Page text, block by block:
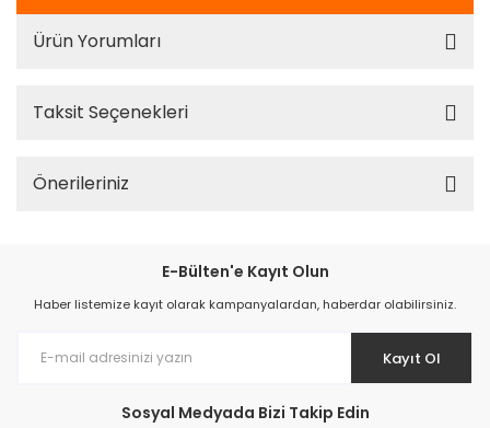
Ürün Yorumları
Taksit Seçenekleri
Önerileriniz
E-Bülten'e Kayıt Olun
Haber listemize kayıt olarak kampanyalardan, haberdar olabilirsiniz.
Kayıt Ol
Sosyal Medyada Bizi Takip Edin